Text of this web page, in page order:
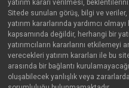
yatırım kararı verilmesi,
Sitede sunulan görüş, bilgi ve veriler,
yatırım kararlarında yardımcı
kapsamında değildir, herhangi bir
yatırımcıların kararlarını etkilemeyi
verecekleri yatırım kararları ile bu
arasında bir bağlantı
oluşabilecek yanlışlık veya